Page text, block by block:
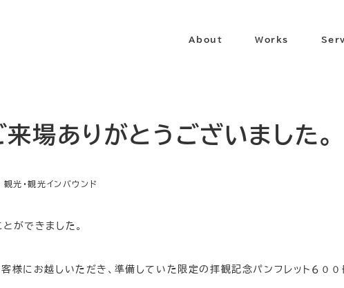
About Works
場ありがとうございました。
カテゴリー
観光・観光インバウンド
ができました。
様にお越しいただき、準備していた限定の拝観記念パンフレット６００